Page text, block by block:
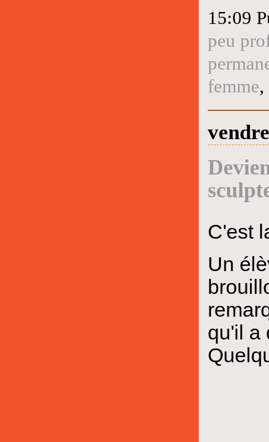
15:09
peu
femme,
C'est
Un
qu'il a